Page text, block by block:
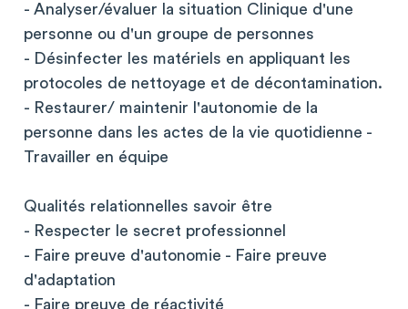
- Analyser/évaluer la situation Clinique d'une
personne ou d'un groupe de personnes
- Désinfecter les matériels en appliquant les
protocoles de nettoyage et de décontamination.
- Restaurer/ maintenir l'autonomie de la
personne dans les actes de la vie quotidienne -
Travailler en équipe
Qualités relationnelles savoir être
- Respecter le secret professionnel
- Faire preuve d'autonomie - Faire preuve
d'adaptation
- Faire preuve de réactivité